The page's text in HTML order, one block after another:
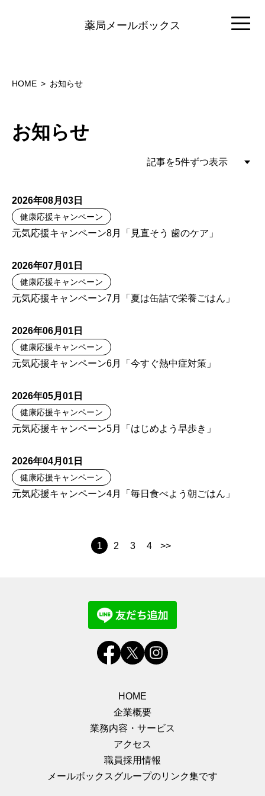
薬局メールボックス
HOME お知らせ
お知らせ
2026年08月03日
健康応援キャンペーン
元気応援キャンペーン8月「見直そう 歯のケア」
2026年07月01日
健康応援キャンペーン
元気応援キャンペーン7月「夏は缶詰で栄養ごはん」
2026年06月01日
健康応援キャンペーン
元気応援キャンペーン6月「今すぐ熱中症対策」
2026年05月01日
健康応援キャンペーン
元気応援キャンペーン5月「はじめよう早歩き」
2026年04月01日
健康応援キャンペーン
元気応援キャンペーン4月「毎日食べよう朝ごはん」
1 2 3 4 >>
HOME
企業概要
業務内容・サービス
アクセス
職員採用情報
メールボックスグループのリンク集です